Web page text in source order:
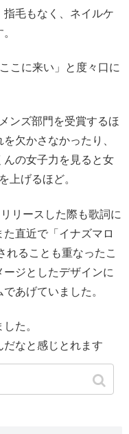
毛もなく、ネイルケ
こに来い」と度々口に
ンズ部門を受賞するほ
欠かさなかったり、
の女子力を見ると女
上げるほど。
リースした際も歌詞に
直近で「イナズマロ
れることも重なったこ
ジとしたデザインに
あげていました。
た。
だなと感じとれます